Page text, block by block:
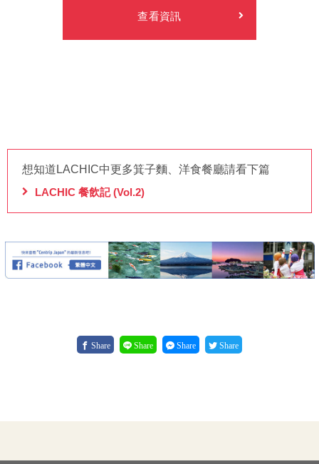
查看資訊
想知道LACHIC中更多箕子麵、洋食餐廳請看下篇
LACHIC 餐飲記 (Vol.2)
Share Share Share Share